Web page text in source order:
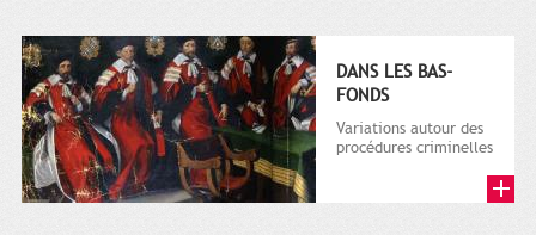
DANS LES BAS-
FONDS
Variations autour des
procédures criminelles